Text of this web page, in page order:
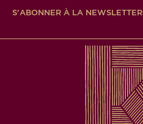
S'ABONNER À LA NEWSLETTER